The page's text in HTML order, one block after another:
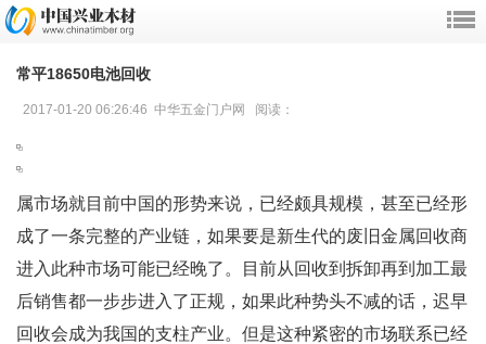
常平18650电池回收
2017-01-20 06:26:46 中华五金门户网 阅读：
属市场就目前中国的形势来说，已经颇具规模，甚至已经形
成了一条完整的产业链，如果要是新生代的废旧金属回收商
进入此种市场可能已经晚了。目前从回收到拆卸再到加工最
后销售都一步步进入了正规，如果此种势头不减的话，迟早
回收会成为我国的支柱产业。但是这种紧密的市场联系已经